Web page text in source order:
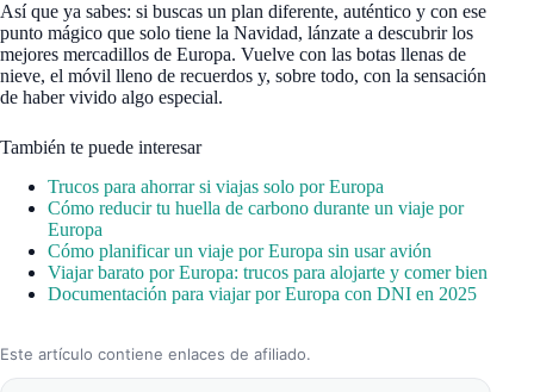
Así que ya sabes: si buscas un plan diferente, auténtico y con ese
punto mágico que solo tiene la Navidad, lánzate a descubrir los
mejores mercadillos de Europa. Vuelve con las botas llenas de
nieve, el móvil lleno de recuerdos y, sobre todo, con la sensación
de haber vivido algo especial.
También te puede interesar
Trucos para ahorrar si viajas solo por Europa
Cómo reducir tu huella de carbono durante un viaje por
Europa
Cómo planificar un viaje por Europa sin usar avión
Viajar barato por Europa: trucos para alojarte y comer bien
Documentación para viajar por Europa con DNI en 2025
Este artículo contiene enlaces de afiliado.